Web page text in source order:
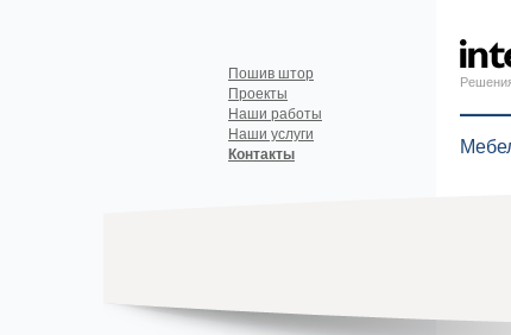
Пошив штор
Проекты
Наши работы
Наши услуги
Контакты